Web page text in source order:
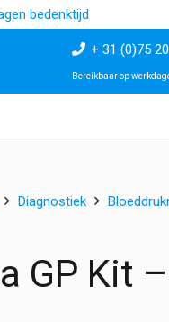
bedenktijd
+ 31 (0)75
Bereikbaar op
Diagnostiek
GP Kit